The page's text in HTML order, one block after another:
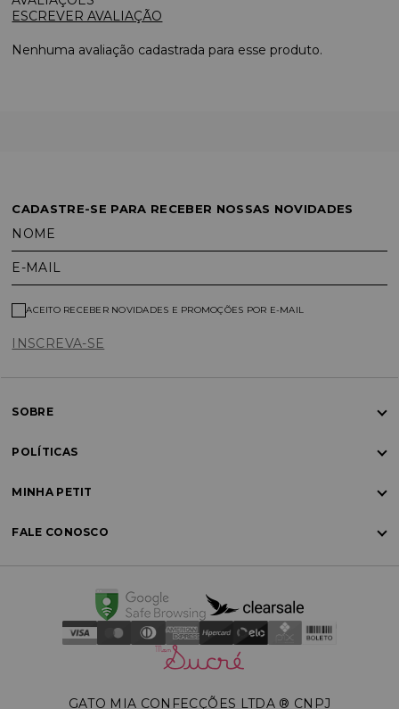
ESCREVER AVALIAÇÃO
Nenhuma avaliação cadastrada para esse produto.
CADASTRE-SE PARA RECEBER NOSSAS NOVIDADES
NOME
E-MAIL
INSCREVA-SE
ACEITO RECEBER NOVIDADES E PROMOÇÕES POR E-MAIL
SOBRE
POLÍTICAS
MINHA PETIT
FALE CONOSCO
GATO MIA CONFECÇÕES LTDA ®️ CNPJ